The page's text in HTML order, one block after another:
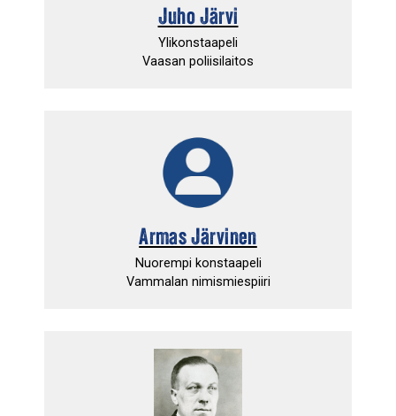
Juho Järvi
Ylikonstaapeli
Vaasan poliisilaitos
Armas Järvinen
Nuorempi konstaapeli
Vammalan nimismiespiiri